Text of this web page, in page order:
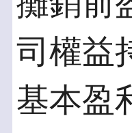
司權益
基本盈